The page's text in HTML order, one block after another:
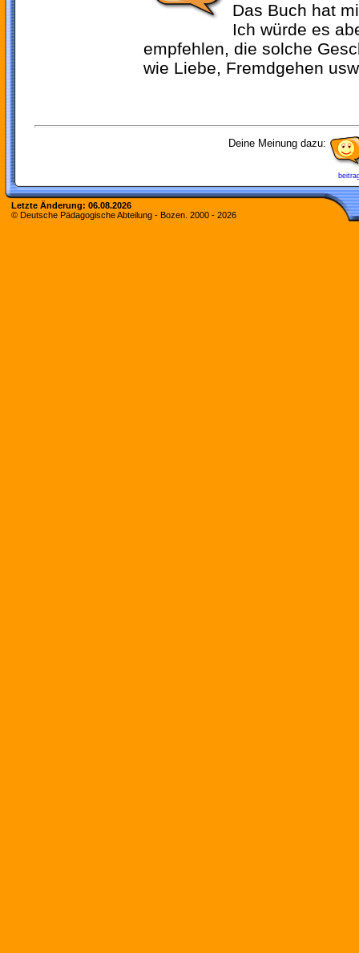
Das Buch hat
Ich würde es
empfehlen, die solche
wie Liebe, Fremdgehen
Deine Meinung dazu:
Letzte Änderung: 06.08.2026
© Deutsche Pädagogische Abteilung - Bozen. 2000 - 2026